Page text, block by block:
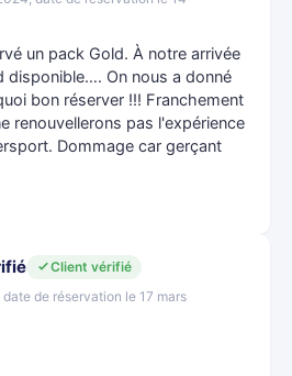
un pack Gold. À notre arrivée
disponible…. On nous a donné
bon réserver !!! Franchement
renouvellerons pas l'expérience
Dommage car gerçant
Client vérifié
de réservation le 17 mars